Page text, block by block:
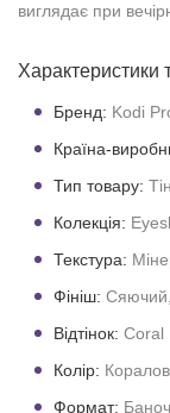
виглядає при
Характеристики
Бренд: Kodi
Країна-
Тип товару:
Колекція:
Текстура:
Фініш:
Відтінок: Coral
Колір:
Формат: